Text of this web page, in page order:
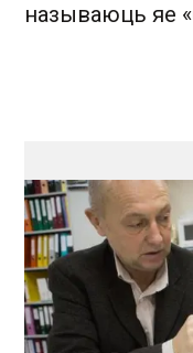
называюць яе